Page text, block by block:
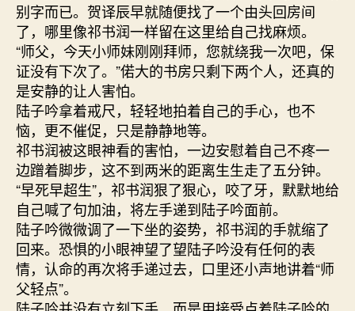
别字而已。贺译辰早就随便找了一个由头回房间
了，哪里像祁书润一样留在这里给自己找麻烦。
“师父，今天小师妹刚刚拜师，您就绕我一次吧，保
证没有下次了。”偌大的书房只剩下两个人，还真的
是安静的让人害怕。
陆子吟拿着戒尺，轻轻地拍着自己的手心，也不
恼，更不催促，只是静静地等。
祁书润被这眼神看的害怕，一边安慰着自己不疼一
边蹭着脚步，这不到两米的距离生生走了五分钟。
“早死早超生”，祁书润狠了狠心，咬了牙，默默地给
自己喊了句加油，将左手递到陆子吟面前。
陆子吟微微调了一下坐的姿势，祁书润的手就缩了
回来。恐惧的小眼神望了望陆子吟没有任何的表
情，认命的再次将手递过去，口里还小声地讲着“师
父轻点”。